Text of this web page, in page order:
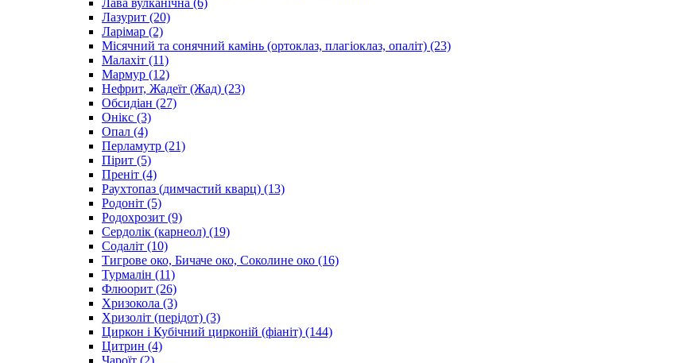
Лава вулканічна (6)
Лазурит (20)
Ларімар (2)
Місячний та сонячний камінь (ортоклаз, плагіоклаз, опаліт) (23)
Малахіт (11)
Мармур (12)
Нефрит, Жадеїт (Жад) (23)
Обсидіан (27)
Онікс (3)
Опал (4)
Перламутр (21)
Пірит (5)
Преніт (4)
Раухтопаз (димчастий кварц) (13)
Родоніт (5)
Родохрозит (9)
Сердолік (карнеол) (19)
Содаліт (10)
Тигрове око, Бичаче око, Соколине око (16)
Турмалін (11)
Флюорит (26)
Хризокола (3)
Хризоліт (перідот) (3)
Циркон і Кубічний цирконій (фіаніт) (144)
Цитрин (4)
Чароїт (2)